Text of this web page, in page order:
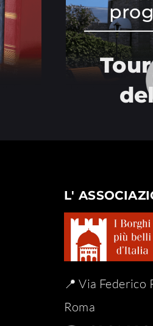
L'
📍 Via Federico
Roma